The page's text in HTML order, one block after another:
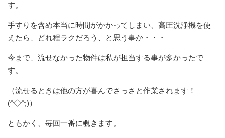
す。
手すりを含め本当に時間がかかってしまい、高圧洗浄機を使
えたら、どれ程ラクだろう、と思う事か・・・
今まで、流せなかった物件は私が担当する事が多かったで
す。
（流せるときは他の方が喜んでさっさと作業されます！
(^◇^;)）
ともかく、毎回一番に覗きます。